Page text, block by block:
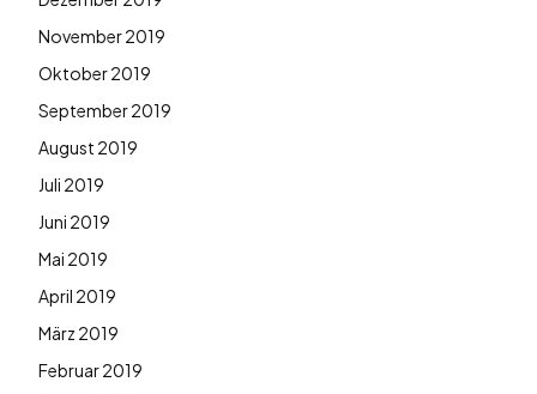
November 2019
Oktober 2019
September 2019
August 2019
Juli 2019
Juni 2019
Mai 2019
April 2019
März 2019
Februar 2019